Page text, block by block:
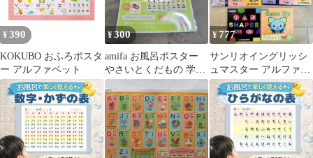
¥ 390
KOKUBO おふろポスタ
ー アルファベット
¥300
amifa お風呂ポスター
やさいとくだもの 学習
ポスター
¥777
サンリオイングリッシ
ュマスター アルファベ
ット お風呂ポスター ２
枚セット 他